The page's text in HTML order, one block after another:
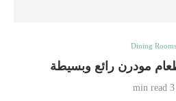
Dining Rooms
3 min read